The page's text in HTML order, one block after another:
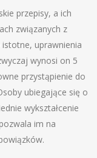
przepisy, a ich
związanych z
uprawnienia
wynosi on 5
przystąpienie do
ubiegające się o
wykształcenie
im na